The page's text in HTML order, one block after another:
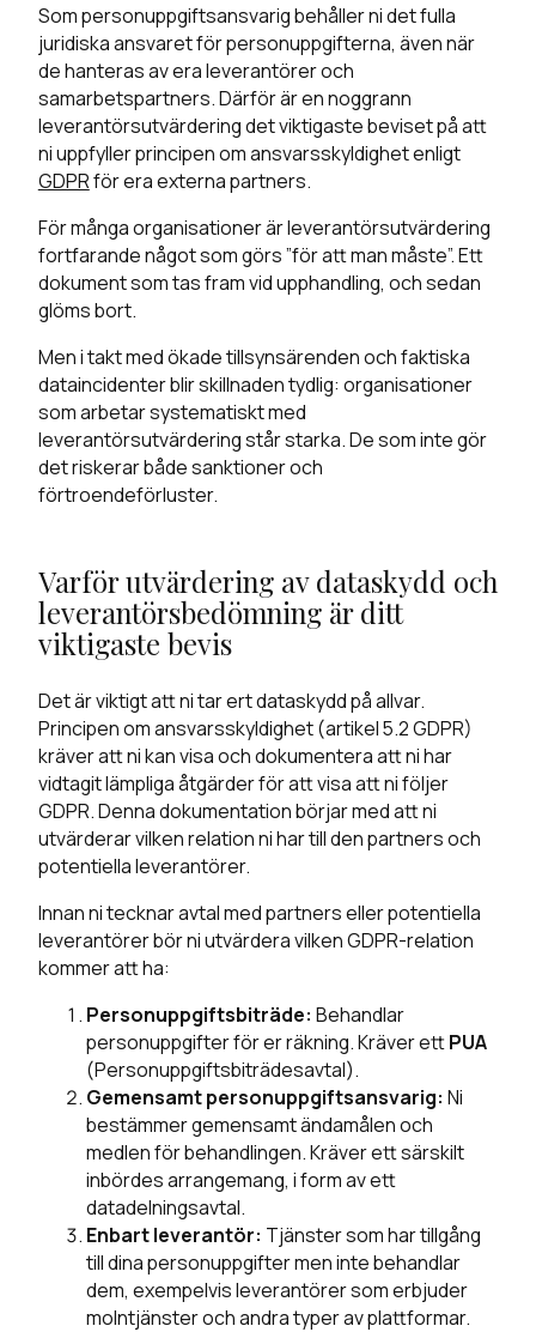
Som personuppgiftsansvarig behåller ni det fulla
juridiska ansvaret för personuppgifterna, även när
de hanteras av era leverantörer och
samarbetspartners. Därför är en noggrann
leverantörsutvärdering det viktigaste beviset på att
ni uppfyller principen om ansvarsskyldighet enligt
GDPRför era externa partners.
För många organisationer är leverantörsutvärdering
fortfarande något som görs ”för att man måste”. Ett
dokument som tas fram vid upphandling, och sedan
glöms bort.
Men i takt med ökade tillsynsärenden och faktiska
dataincidenter blir skillnaden tydlig: organisationer
som arbetar systematiskt med
leverantörsutvärdering står starka. De som inte gör
det riskerar både sanktioner och
förtroendeförluster.
Varför utvärdering av dataskydd och
leverantörsbedömning är ditt
viktigaste bevis
Det är viktigt att ni tar ert dataskydd på allvar.
Principen om ansvarsskyldighet (artikel 5.2 GDPR)
kräver att ni kan visa och dokumentera att ni har
vidtagit lämpliga åtgärder för att visa att ni följer
GDPR. Denna dokumentation börjar med att ni
utvärderar vilken relation ni har till den partners och
potentiella leverantörer.
Innan ni tecknar avtal med partners eller potentiella
leverantörer bör ni utvärdera vilken GDPR-relation
kommer att ha:
Personuppgiftsbiträde: Behandlar
personuppgifter för er räkning. Kräver ettPUA
(Personuppgiftsbiträdesavtal).
Gemensamt personuppgiftsansvarig: Ni
bestämmer gemensamt ändamålen och
medlen för behandlingen. Kräver ett särskilt
inbördes arrangemang, i form av ett
datadelningsavtal.
Enbart leverantör: Tjänster som har tillgång
till dina personuppgifter men inte behandlar
dem, exempelvis leverantörer som erbjuder
molntjänster och andra typer av plattformar.